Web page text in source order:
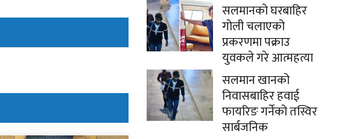
सलमानको घरबाहिर
गोली चलाएको
प्रकरणमा पक्राउ
युवकले गरे आत्महत्या
सलमान खानको
निवासबाहिर हवाई
फायरिङ गर्नेको तस्विर
सार्बजनिक